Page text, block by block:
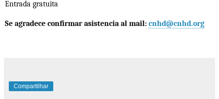
Entrada gratuita
Se agradece confirmar asistencia al mail: cnhd@cnhd.org
Compartilhar